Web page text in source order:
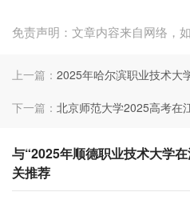
免责声明：文章内容来自网络，
上一篇： 2025年哈尔滨职业技术大
下一篇： 北京师范大学2025高考在
与“2025年顺德职业技术大学
关推荐